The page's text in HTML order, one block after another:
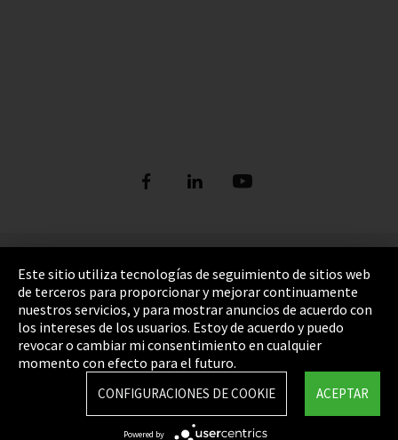
Pie de imprenta
Política de privacidad
Cookie Settings
Términos y Condiciones
Mapa del sitio
Integrity Line
Este sitio utiliza tecnologías de seguimiento de sitios web
de terceros para proporcionar y mejorar continuamente
nuestros servicios, y para mostrar anuncios de acuerdo con
los intereses de los usuarios. Estoy de acuerdo y puedo
revocar o cambiar mi consentimiento en cualquier
momento con efecto para el futuro.
ACEPTAR
CONFIGURACIONES DE COOKIE
Powered by